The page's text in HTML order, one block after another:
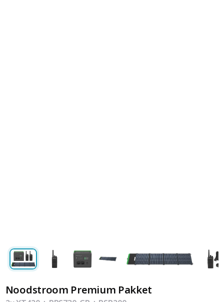
Noodstroom Premium Pakket